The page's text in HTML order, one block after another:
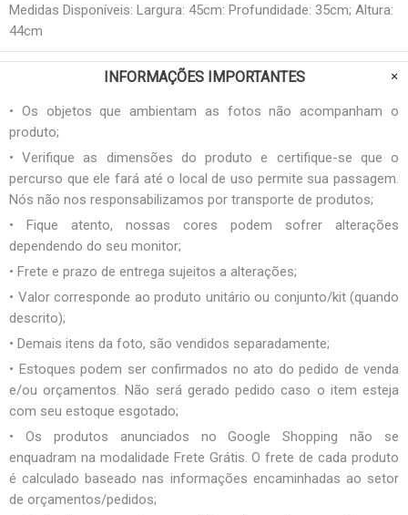
Medidas Disponíveis: Largura: 45cm: Profundidade: 35cm; Altura:
44cm
INFORMAÇÕES IMPORTANTES
• Os objetos que ambientam as fotos não acompanham o
produto;
• Verifique as dimensões do produto e certifique-se que o
percurso que ele fará até o local de uso permite sua passagem.
Nós não nos responsabilizamos por transporte de produtos;
• Fique atento, nossas cores podem sofrer alterações
dependendo do seu monitor;
• Frete e prazo de entrega sujeitos a alterações;
• Valor corresponde ao produto unitário ou conjunto/kit (quando
descrito);
• Demais itens da foto, são vendidos separadamente;
• Estoques podem ser confirmados no ato do pedido de venda
e/ou orçamentos. Não será gerado pedido caso o item esteja
com seu estoque esgotado;
• Os produtos anunciados no Google Shopping não se
enquadram na modalidade Frete Grátis. O frete de cada produto
é calculado baseado nas informações encaminhadas ao setor
de orçamentos/pedidos;